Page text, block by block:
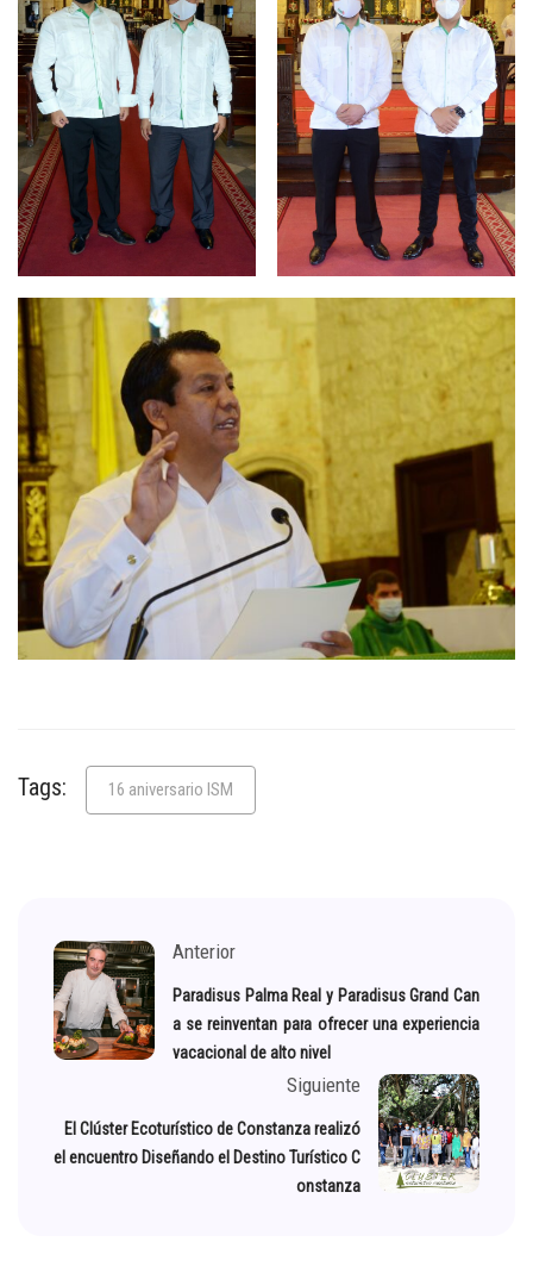
Tags: 16 aniversario ISM
Anterior
Paradisus Palma Real y Paradisus Grand Can
a se reinventan para ofrecer una experiencia
vacacional de alto nivel
Siguiente
El Clúster Ecoturístico de Constanza realizó
el encuentro Diseñando el Destino Turístico C
onstanza